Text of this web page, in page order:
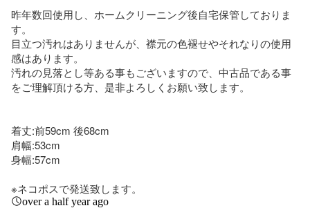
昨年数回使用し、ホームクリーニング後自宅保管しておりま
す。
目立つ汚れはありませんが、襟元の色褪せやそれなりの使用
感はあります。
汚れの見落とし等ある事もございますので、中古品である事
をご理解頂ける方、是非よろしくお願い致します。
着丈:前59cm 後68cm
肩幅:53cm
身幅:57cm
※ネコポスで発送致します。
over a half year ago